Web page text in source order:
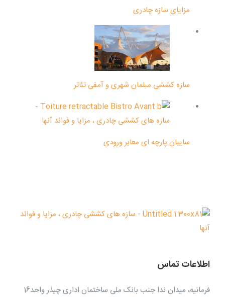
مزایای سازه چادری
سازه کششی مبلمان شهری و آمفی تئاتر
سایبان پارچه ای معابر ورودی
اطلاعات تماس
فرمانیه، میدان ندا جنب بانک ملی ساختمان اداری چیذر واحد16